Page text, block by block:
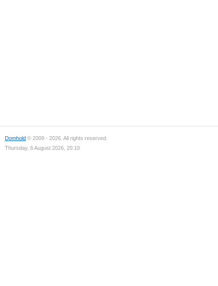
Domhold © 2009 - 2026. All rights reserved.
Thursday, 6 August 2026, 20:10